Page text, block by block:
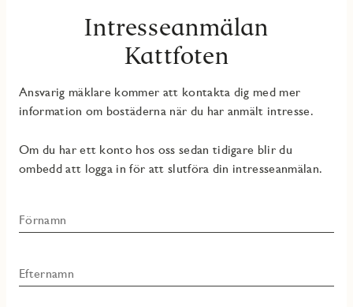
Intresseanmälan
Kattfoten
Ansvarig mäklare kommer att kontakta dig med mer
information om bostäderna när du har anmält intresse.
Om du har ett konto hos oss sedan tidigare blir du
ombedd att logga in för att slutföra din intresseanmälan.
Förnamn
Efternamn